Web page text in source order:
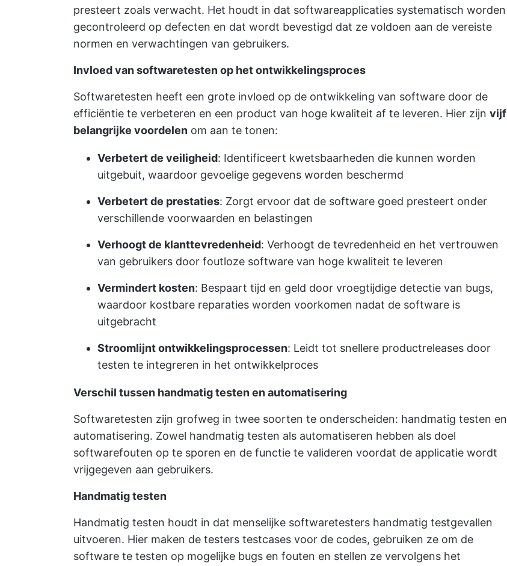
presteert zoals verwacht. Het houdt in dat softwareapplicaties systematisch worden
gecontroleerd op defecten en dat wordt bevestigd dat ze voldoen aan de vereiste
normen en verwachtingen van gebruikers.
Invloed van softwaretesten op het ontwikkelingsproces
Softwaretesten heeft een grote invloed op de ontwikkeling van software door de
efficiëntie te verbeteren en een product van hoge kwaliteit af te leveren. Hier zijn vijf
belangrijke voordelen om aan te tonen:
Verbetert de veiligheid: Identificeert kwetsbaarheden die kunnen worden
uitgebuit, waardoor gevoelige gegevens worden beschermd
Verbetert de prestaties: Zorgt ervoor dat de software goed presteert onder
verschillende voorwaarden en belastingen
Verhoogt de klanttevredenheid: Verhoogt de tevredenheid en het vertrouwen
van gebruikers door foutloze software van hoge kwaliteit te leveren
Vermindert kosten: Bespaart tijd en geld door vroegtijdige detectie van bugs,
waardoor kostbare reparaties worden voorkomen nadat de software is
uitgebracht
Stroomlijnt ontwikkelingsprocessen: Leidt tot snellere productreleases door
testen te integreren in het ontwikkelproces
Verschil tussen handmatig testen en automatisering
Softwaretesten zijn grofweg in twee soorten te onderscheiden: handmatig testen en
automatisering. Zowel handmatig testen als automatiseren hebben als doel
softwarefouten op te sporen en de functie te valideren voordat de applicatie wordt
vrijgegeven aan gebruikers.
Handmatig testen
Handmatig testen houdt in dat menselijke softwaretesters handmatig testgevallen
uitvoeren. Hier maken de testers testcases voor de codes, gebruiken ze om de
software te testen op mogelijke bugs en fouten en stellen ze vervolgens het